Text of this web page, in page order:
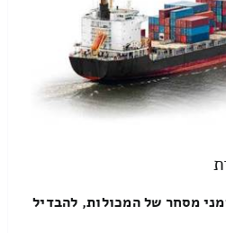
מסחר של המכולות, להבדיל